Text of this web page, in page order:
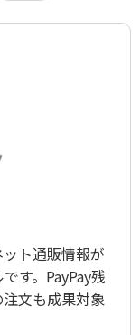
ト通販情報が
す。PayPay残
文も成果対象